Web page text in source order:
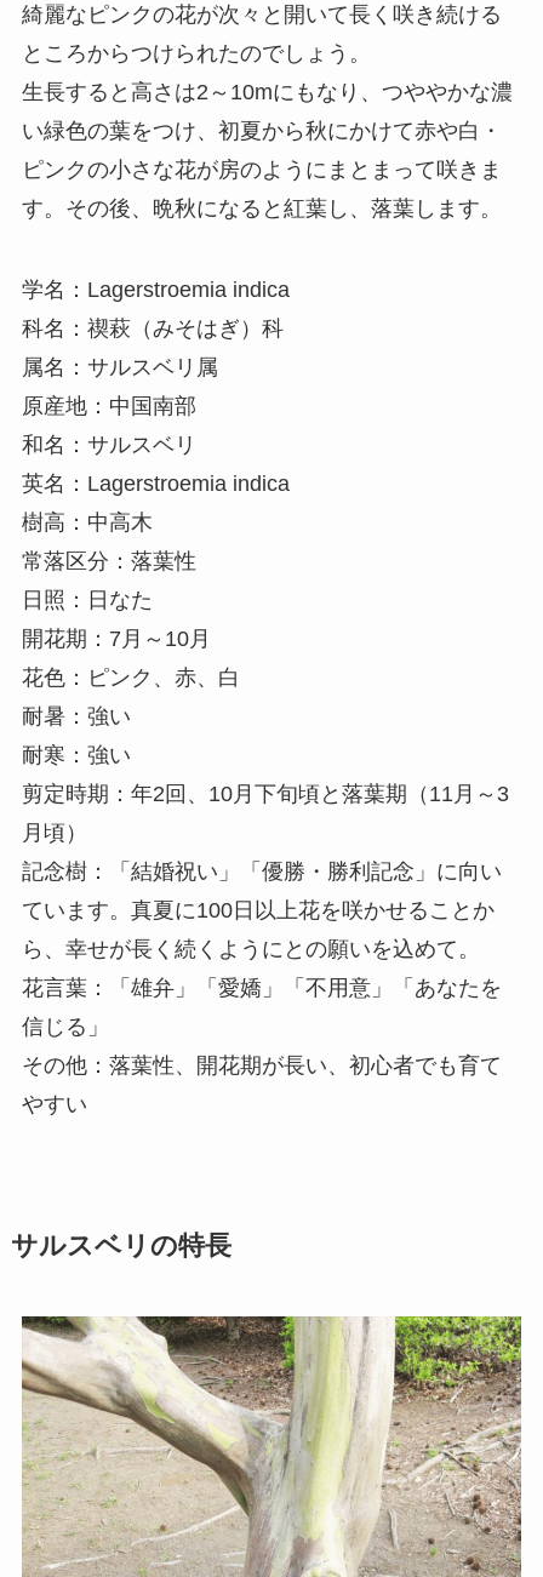
綺麗なピンクの花が次々と開いて長く咲き続ける
ところからつけられたのでしょう。
生長すると高さは2～10mにもなり、つややかな濃
い緑色の葉をつけ、初夏から秋にかけて赤や白・
ピンクの小さな花が房のようにまとまって咲きま
す。その後、晩秋になると紅葉し、落葉します。
学名：Lagerstroemia indica
科名：禊萩（みそはぎ）科
属名：サルスベリ属
原産地：中国南部
和名：サルスベリ
英名：Lagerstroemia indica
樹高：中高木
常落区分：落葉性
日照：日なた
開花期：7月～10月
花色：ピンク、赤、白
耐暑：強い
耐寒：強い
剪定時期：年2回、10月下旬頃と落葉期（11月～3
月頃）
記念樹：「結婚祝い」「優勝・勝利記念」に向い
ています。真夏に100日以上花を咲かせることか
ら、幸せが長く続くようにとの願いを込めて。
花言葉：「雄弁」「愛嬌」「不用意」「あなたを
信じる」
その他：落葉性、開花期が長い、初心者でも育て
やすい
サルスベリの特長